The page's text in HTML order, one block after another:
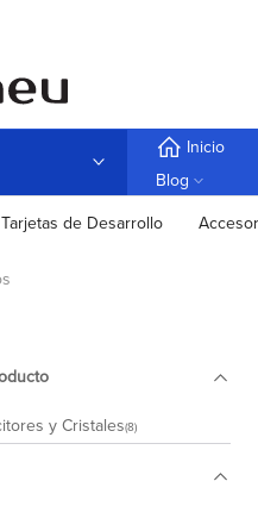
Inicio
Blog
de Desarrollo
y Cristales(8)